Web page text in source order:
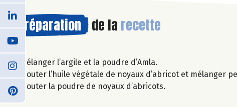
Préparation de la recette
Mélanger l’argile et la poudre d’Amla.
Ajouter l’huile végétale de noyaux d’abricot et mélanger
Ajouter la poudre de noyaux d’abricots.